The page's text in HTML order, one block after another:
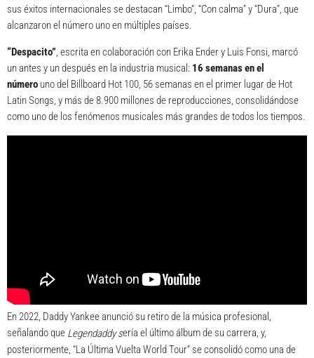
sus éxitos internacionales se destacan “Limbo”, “Con calma” y “Dura”, que
alcanzaron el número uno en múltiples países.
“Despacito” , escrita en colaboración con Erika Ender y Luis Fonsi, marcó
un antes y un después en la industria musical: 16 semanas en el
número uno del Billboard Hot 100, 56 semanas en el primer lugar de Hot
Latin Songs, y más de 8.900 millones de reproducciones, consolidándose
como uno de los fenómenos musicales más grandes de todos los tiempos.
En 2022, Daddy Yankee anunció su retiro de la música profesional,
señalando que Legendaddy sería el último álbum de su carrera, y,
posteriormente, “La Última Vuelta World Tour” se consolidó como una de